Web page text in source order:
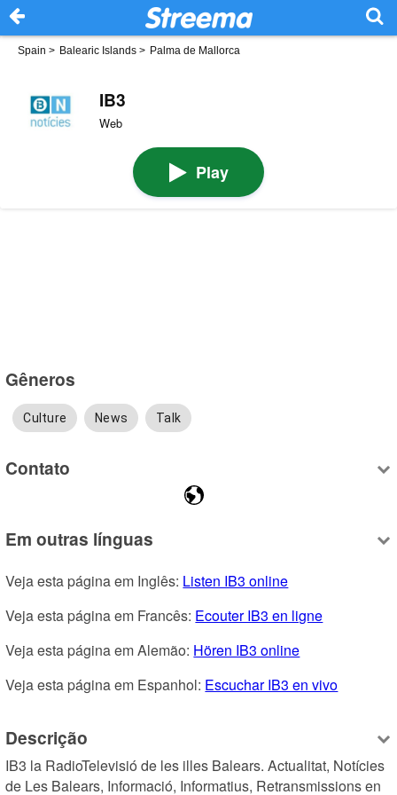
Spain > Balearic Islands > Palma de Mallorca
IB3
Web
Play
Gêneros
Culture News Talk
Contato
Em outras línguas
Veja esta página em Inglês: Listen IB3 online
Veja esta página em Francês: Ecouter IB3 en ligne
Veja esta página em Alemão: Hören IB3 online
Veja esta página em Espanhol: Escuchar IB3 en vivo
Descrição
IB3 la RadioTelevisió de les illes Balears. Actualitat, Notícies
de Les Balears, Informació, Informatius, Retransmissions en